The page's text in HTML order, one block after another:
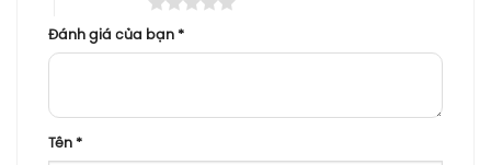
Đánh giá của bạn *
Tên *